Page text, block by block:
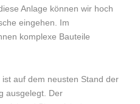
Anlage können wir hoch
eingehen. Im
komplexe Bauteile
auf dem neusten Stand der
ausgelegt. Der